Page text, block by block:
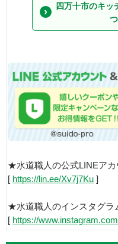
四万十市のキッ
★水道職人の公式LINEアカ
[ https://lin.ee/Xv7j7Ku ]
★水道職人のインスタグラ
[ https://